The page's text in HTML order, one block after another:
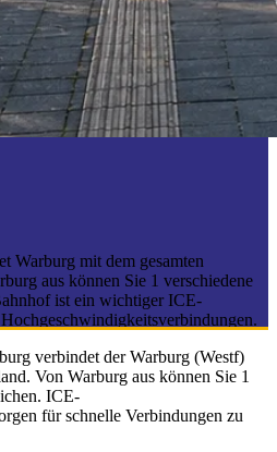
Warburg mit dem gesamten
aus können Sie 1 verschiedene
ist ein wichtiger ICE-
verbindet der Warburg (Westf)
Von Warburg aus können Sie 1
ICE-
für schnelle Verbindungen zu